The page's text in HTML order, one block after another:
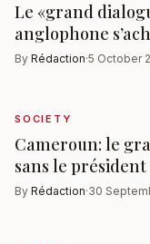
Le «grand
anglophone
By Rédaction·5 October
SOCIETY
Cameroun: le
sans le président
By Rédaction·30